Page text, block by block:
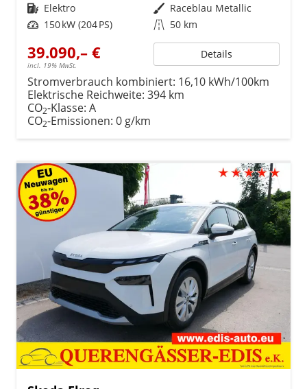
Kraftstoff Elektro Außenfarbe Raceblau Metallic
Leistung 150 kW (204 PS) Kilometerstand 50 km
39.090,– €
incl. 19% MwSt.
Details
Stromverbrauch kombiniert: 16,10 kWh/100km
Elektrische Reichweite: 394 km
CO2-Klasse: A
CO2-Emissionen: 0 g/km